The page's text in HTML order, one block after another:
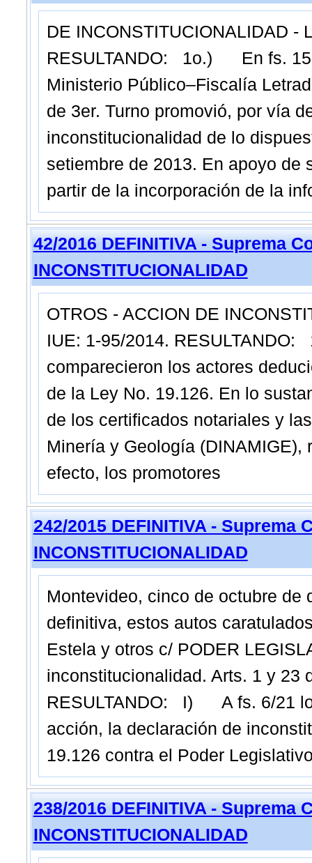
DE INCONSTITUCIONALIDAD -
RESULTANDO: 1o.) En fs.
Ministerio Público–Fiscalía
de 3er. Turno promovió, por vía
inconstitucionalidad de lo
setiembre de 2013. En apoyo de
partir de la incorporación de la
42/2016 DEFINITIVA - Suprema
INCONSTITUCIONALIDAD
OTROS - ACCION DE
IUE: 1-95/2014.
comparecieron los actores
de la Ley No. 19.126. En lo
de los certificados notariales y
Minería y Geología
efecto, los promotores
242/2015 DEFINITIVA - Suprema
INCONSTITUCIONALIDAD
Montevideo, cinco de octubre
definitiva, estos autos
Estela y otros c/ PODER
inconstitucionalidad. Arts. 1 y 23
RESULTANDO: I) A fs. 6/21
acción, la declaración de
19.126 contra el Poder
238/2016 DEFINITIVA - Suprema
INCONSTITUCIONALIDAD